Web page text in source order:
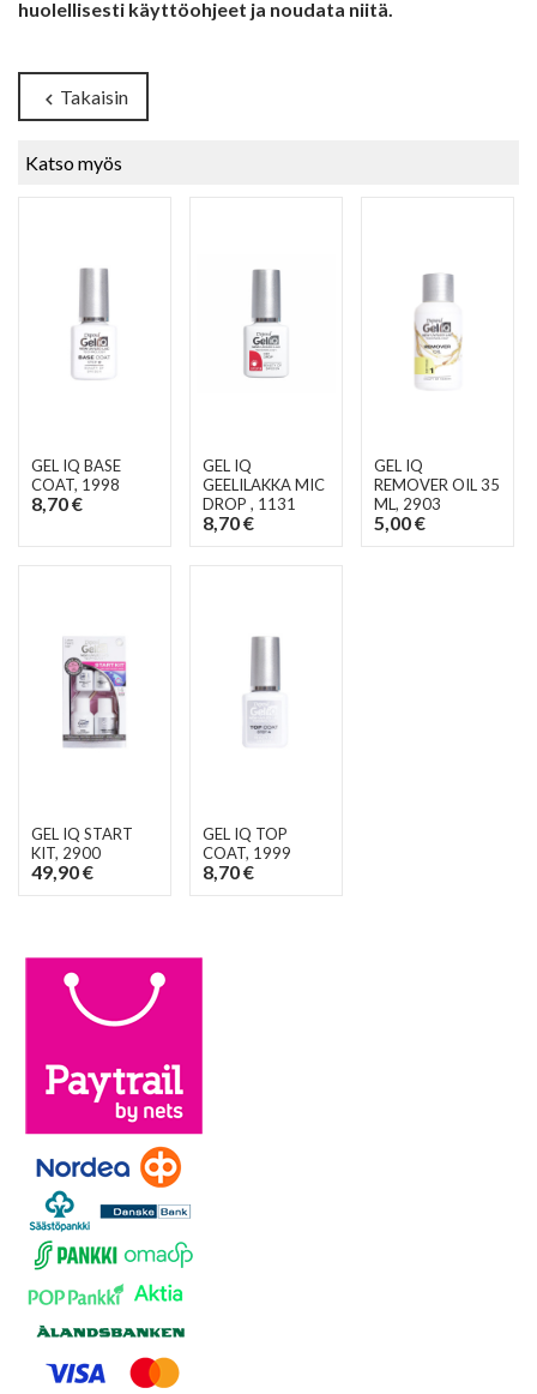
huolellisesti käyttöohjeet ja noudata niitä.
chevron_left Takaisin
Katso myös
GEL IQ BASE
COAT, 1998
8,70 €
GEL IQ
GEELILAKKA MIC
DROP , 1131
8,70 €
GEL IQ
REMOVER OIL 35
ML, 2903
5,00 €
GEL IQ START
KIT, 2900
49,90 €
GEL IQ TOP
COAT, 1999
8,70 €